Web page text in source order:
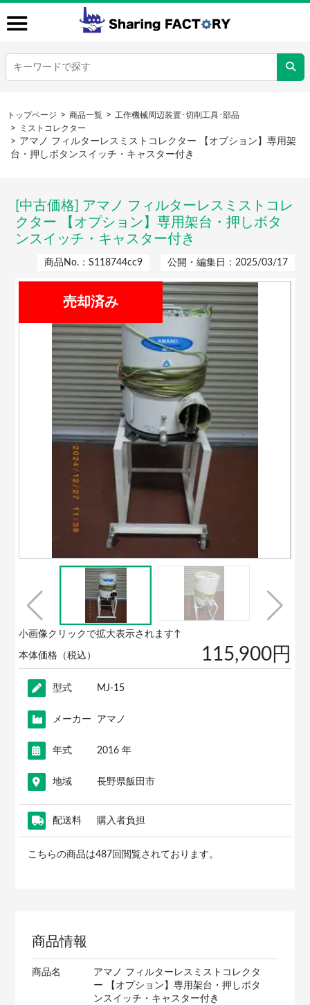
トップページ 商品一覧
工作機械周辺装置･切削工具･部品
ミストコレクター
アマノ フィルターレスミストコレクター 【オプション】専用架
台・押しボタンスイッチ・キャスター付き
[中古価格] アマノ フィルターレスミストコレ
クター 【オプション】専用架台・押しボタ
ンスイッチ・キャスター付き
商品No.：S118744cc9 公開・編集日：2025/03/17
売却済み
小画像クリックで拡大表示されます↑
本体価格（税込） 115,900円
型式 MJ-15
メーカー アマノ
年式 2016 年
地域 長野県飯田市
配送料 購入者負担
こちらの商品は487回閲覧されております。
商品情報
商品名
アマノ フィルターレスミストコレクタ
ー 【オプション】専用架台・押しボタ
ンスイッチ・キャスター付き